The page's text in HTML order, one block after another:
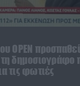
OPEN
τη δημοσιογράφο
τις φωτιές